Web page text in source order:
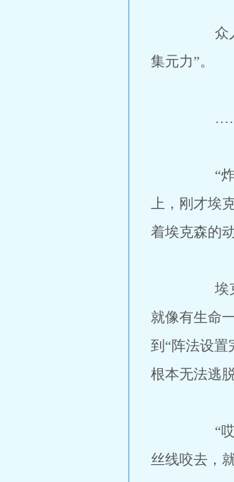
众人一阵
集元力”。
“炸你妹”
上，刚才埃
着埃克森的
埃克森朝
就像有生命
到“阵法设置
根本无法逃
“哎哎哎~
丝线咬去，